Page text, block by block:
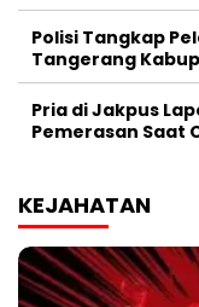
Polisi Tangkap
Tangerang
Pria di Jakpus
Pemerasan Saat
KEJAHATAN